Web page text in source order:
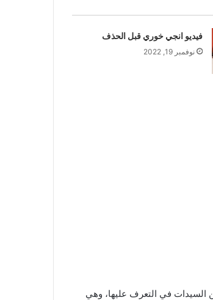
فيديو انجي خوري قبل الحذف
نوفمبر 19, 2022
السيدات في التعرف عليها، وهي